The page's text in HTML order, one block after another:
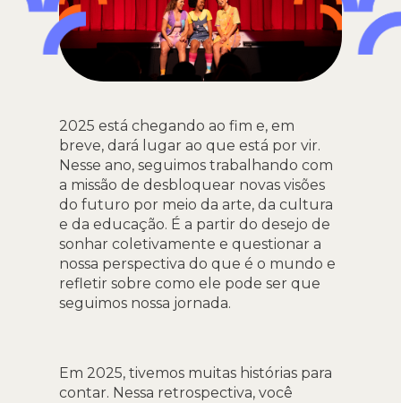
2025 está chegando ao fim e, em
breve, dará lugar ao que está por vir.
Nesse ano, seguimos trabalhando com
a missão de desbloquear novas visões
do futuro por meio da arte, da cultura
e da educação. É a partir do desejo de
sonhar coletivamente e questionar a
nossa perspectiva do que é o mundo e
refletir sobre como ele pode ser que
seguimos nossa jornada.
Em 2025, tivemos muitas histórias para
contar. Nessa retrospectiva, você